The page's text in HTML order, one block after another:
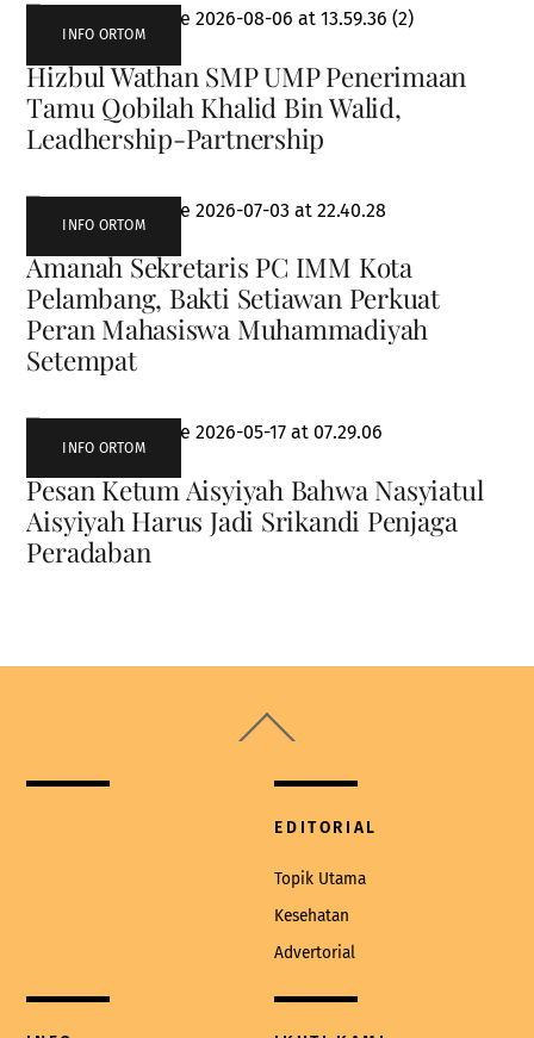
INFO ORTOM
Hizbul Wathan SMP UMP Penerimaan
Tamu Qobilah Khalid Bin Walid,
Leadhership-Partnership
INFO ORTOM
Amanah Sekretaris PC IMM Kota
Pelambang, Bakti Setiawan Perkuat
Peran Mahasiswa Muhammadiyah
Setempat
INFO ORTOM
Pesan Ketum Aisyiyah Bahwa Nasyiatul
Aisyiyah Harus Jadi Srikandi Penjaga
Peradaban
To
EDITORIAL
Topik Utama
Kesehatan
Advertorial